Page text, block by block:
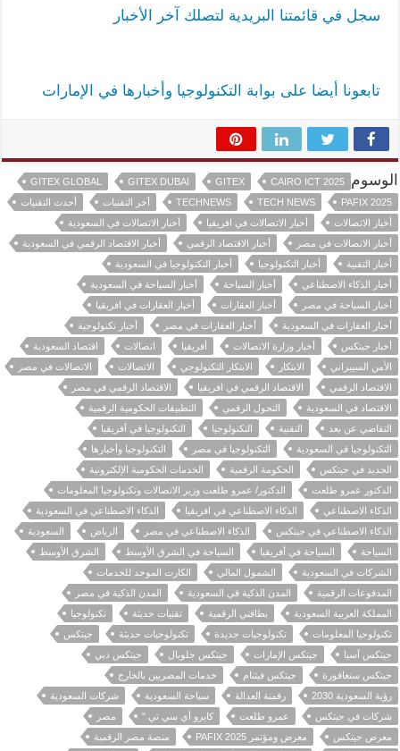
سجل في قائمتنا البريدية لتصلك آخر الأخبار
تابعونا أيضا على بوابة التكنولوجيا وأخبارها في الإمارات
الوسوم CAIRO ICT 2025
GITEX
GITEX DUBAI
GITEX GLOBAL
PAFIX 2025
TECH NEWS
TECHNEWS آخر التقنيات
أحدث التقنيات
أخبار الاتصالات
أخبار الاتصالات في افريقيا
أخبار الاتصالات في السعودية
أخبار الاتصالات في مصر
أخبار الاقتصاد الرقمي
أخبار الاقتصاد الرقمي في السعودية
أخبار التقنية
أخبار التكنولوجيا
أخبار التكنولوجيا في السعودية
أخبار الذكاء الاصطناعي
أخبار السياحة
أخبار السياحة في السعودية
أخبار السياحة في مصر
أخبار العقارات
أخبار العقارات في افريقيا
أخبار العقارات في السعودية
أخبار العقارات في مصر
أخبار تكنولوجية
أخبار جيتكس
أخبار وزارة الاتصالات أفريقيا اتصالات
اقتصاد السعودية
الأمن السيبراني
الابتكار الابتكار التكنولوجي الاتصالات
الاتصالات في مصر
الاقتصاد الرقمي
الاقتصاد الرقمي في افريقيا
الاقتصاد الرقمي في مصر
الاقتصاد في السعودية
التحول الرقمي
التطبيقات الحكومية الرقمية
التقاضي عن بعد
التقنية التكنولوجيا
التكنولوجيا في أفريقيا
التكنولوجيا في السعودية
التكنولوجيا في مصر
التكنولوجيا وأخبارها
الجديد في جيتكس
الحكومة الرقمية
الخدمات الحكومية الإلكترونية
الدكتور عمرو طلعت
الدكتور/ عمرو طلعت وزير الاتصالات وتكنولوجيا المعلومات
الذكاء الاصطناعي
الذكاء الاصطناعي في افريقيا
الذكاء الاصطناعي في السعودية
الذكاء الاصطناعي في جيتكس
الذكاء الاصطناعي في مصر الرياض
السعودية
السياحة
السياحة في أفريقيا السياحة في الشرق الأوسط
الشرق الأوسط
الشركات في السعودية
الشمول المالي
الكارت الموحد للخدمات
المدفوعات الرقمية
المدن الذكية في السعودية
المدن الذكية في مصر
المملكة العربية السعودية
بطاقتي الرقمية تقنيات حديثة
تكنولوجيا
تكنولوجيا المعلومات
تكنولوجيات جديدة تكنولوجيات حديثة
جيتكس
جيتكس آسيا
جيتكس الإمارات جيتكس جلوبال
جيتكس دبي
جيتكس سنغافورة
جيتكس فيتنام
خدمات المصريين بالخارج
رؤية السعودية 2030
رقمنة العدالة سياحة السعودية
شركات السعودية
شركات في جيتكس
عمرو طلعت كايرو أي سي تي "
مصر
معرض جيتكس
معرض ومؤتمر PAFIX 2025
منصة مصر الرقمية